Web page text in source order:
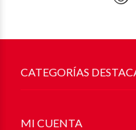
CATEGORÍAS
MI CUENTA